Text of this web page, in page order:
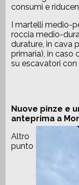
consumi e
I martelli medio-
roccia medio-
durature, in cava
primaria), in caso
su escavatori
Nuove pinze e
anteprima a
Altro
punto